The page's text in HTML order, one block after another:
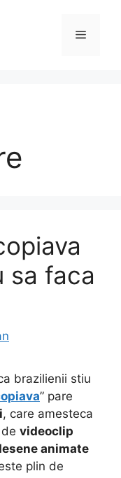
Menu
sa faca
brazilienii stiu
” pare
, care amesteca
videoclip
animate
plin de